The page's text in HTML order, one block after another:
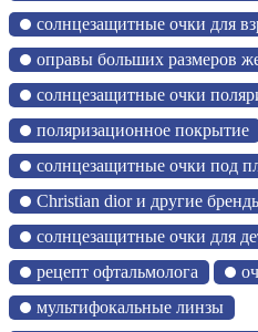
солнцезащитные очки для
оправы больших размеров
солнцезащитные очки
поляризационное покрытие
солнцезащитные очки под
Christian dior и другие
солнцезащитные очки для
рецепт офтальмолога
мультифокальные линзы